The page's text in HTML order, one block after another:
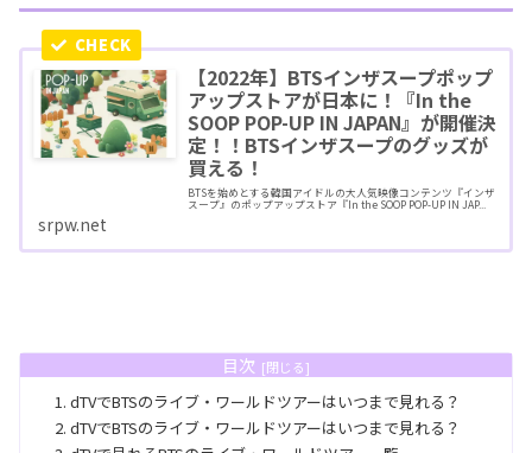
【2022年】BTSインザスープポップ
アップストアが日本に！『In the
SOOP POP-UP IN JAPAN』が開催決
定！！BTSインザスープのグッズが
買える！
BTSを始めとする韓国アイドルの大人気映像コンテンツ『インザ
スープ』のポップアップストア『In the SOOP POP-UP IN JAP...
srpw.net
目次
dTVでBTSのライブ・ワールドツアーはいつまで見れる？
dTVでBTSのライブ・ワールドツアーはいつまで見れる？